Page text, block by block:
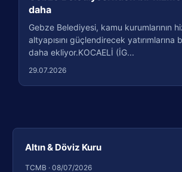
Altın & Döviz Kuru
TCMB · 08/07/2026
daha
Gebze Belediyesi, kamu kurumlarının
altyapısını güçlendirecek yatırımlarına
daha ekliyor.KOCAELİ (İG...
29.07.2026